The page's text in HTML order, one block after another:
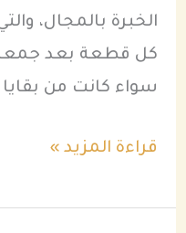
الخبرة بالمجال،
كل قطعة بعد
سواء كانت من بقايا
قراءة المزيد »